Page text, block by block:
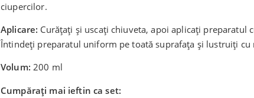
ciupercilor.
Aplicare: Curățați și uscați chiuveta, apoi aplicați preparatul
Întindeți preparatul uniform pe toată suprafața și lustruiți cu
Volum: 200 ml
Cumpărați mai ieftin ca set: